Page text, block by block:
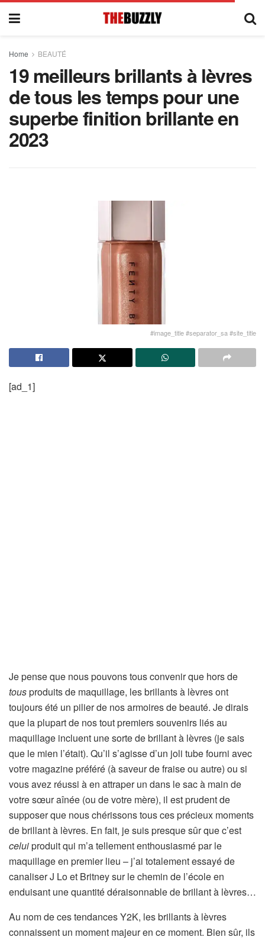
Home BEAUTÉ
19 meilleurs brillants à lèvres
de tous les temps pour une
superbe finition brillante en
2023
#image_title #separator_sa #site_title
[ad_1]
Je pense que nous pouvons tous convenir que hors de
tousproduits de maquillage, les brillants à lèvres ont
toujours été un pilier de nos armoires de beauté. Je dirais
que la plupart de nos tout premiers souvenirs liés au
maquillage incluent une sorte de brillant à lèvres (je sais
que le mien l’était). Qu’il s’agisse d’un joli tube fourni avec
votre magazine préféré (à saveur de fraise ou autre) ou si
vous avez réussi à en attraper un dans le sac à main de
votre sœur aînée (ou de votre mère), il est prudent de
supposer que nous chérissons tous ces précieux moments
de brillant à lèvres. En fait, je suis presque sûr que c’est
celuiproduit qui m’a tellement enthousiasmé par le
maquillage en premier lieu – j’ai totalement essayé de
canaliser J Lo et Britney sur le chemin de l’école en
enduisant une quantité déraisonnable de brillant à lèvres…
Au nom de ces tendances Y2K, les brillants à lèvres
connaissent un moment majeur en ce moment. Bien sûr, ils